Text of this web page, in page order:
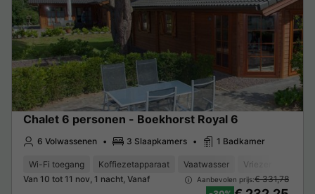
Chalet 6 personen - Boekhorst Royal 6
6 Volwassenen 3 Slaapkamers 1 Badkamer
Wi-Fi toegang Koffiezetapparaat Vaatwasser Vriezer
Van 10 tot 11 nov, 1 nacht, Vanaf
Aanbevolen prijs:€ 331,78